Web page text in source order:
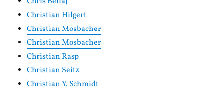
Christian Hilgert
Christian Mosbacher
Christian Mosbacher
Christian Rasp
Christian Seitz
Christian Y. Schmidt